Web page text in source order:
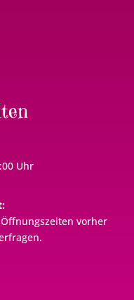
Uhr
vorher